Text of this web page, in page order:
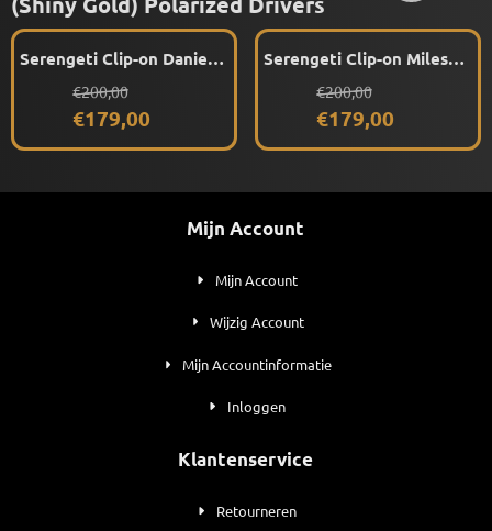
Serengeti Clip-on Daniel
Van 200,00 voor 179,00
€200,00
€179,00
Serengeti Clip-on Miles
DriversVan 200,00 voor 179,00
€200,00
€179,00
Mijn Account
Mijn Account
Wijzig Account
Mijn Accountinformatie
Inloggen
Klantenservice
Retourneren